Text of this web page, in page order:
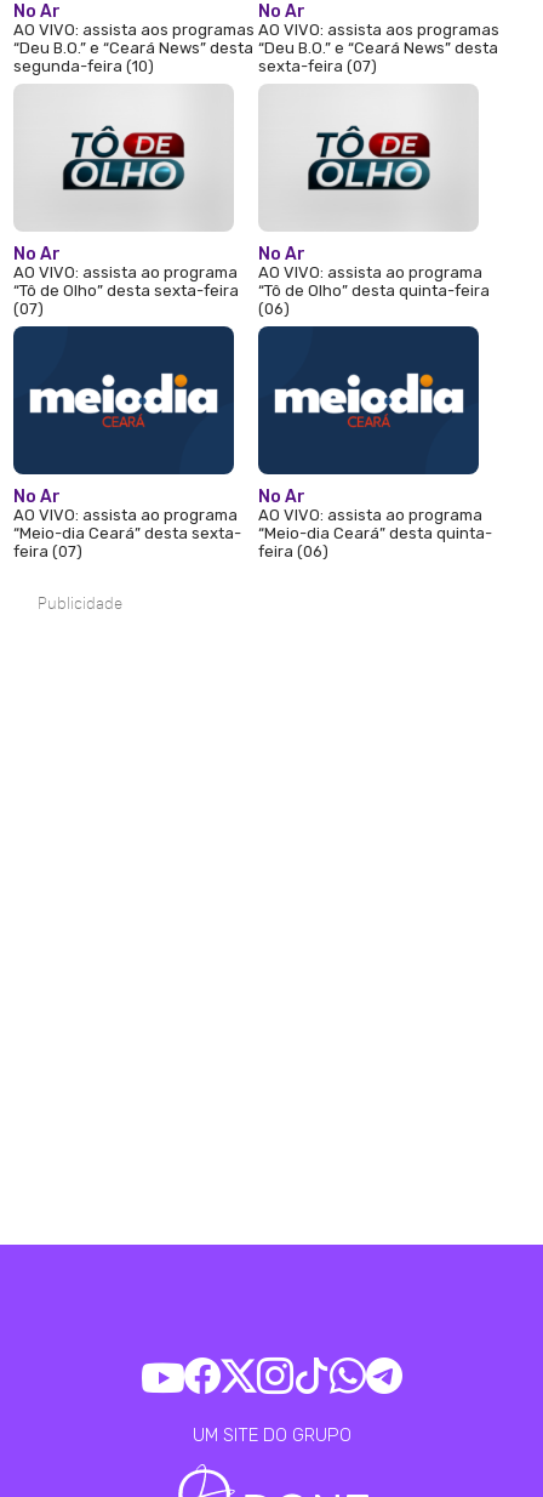
No Ar
AO VIVO: assista aos programas
“Deu B.O.” e “Ceará News” desta
segunda-feira (10)
No Ar
AO VIVO: assista ao programa
“Tô de Olho” desta sexta-feira
(07)
No Ar
AO VIVO: assista ao programa
“Meio-dia Ceará” desta sexta-
feira (07)
No Ar
AO VIVO: assista aos programas
“Deu B.O.” e “Ceará News” desta
sexta-feira (07)
No Ar
AO VIVO: assista ao programa
“Tô de Olho” desta quinta-feira
(06)
No Ar
AO VIVO: assista ao programa
“Meio-dia Ceará” desta quinta-
feira (06)
Publicidade
UM SITE DO GRUPO